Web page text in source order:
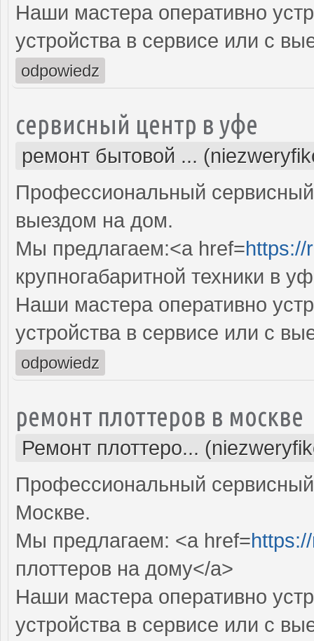
Наши мастера оперативно
устройства в сервисе или с
odpowiedz
сервисный центр в уфе
ремонт бытовой ...
Профессиональный
выездом на дом.
Мы предлагаем:<a href=https://
крупногабаритной техники в
Наши мастера оперативно
устройства в сервисе или с
odpowiedz
ремонт плоттеров в москве
Ремонт плоттеро...
Профессиональный
Москве.
Мы предлагаем: <a href=
плоттеров на дому</a>
Наши мастера оперативно
устройства в сервисе или с